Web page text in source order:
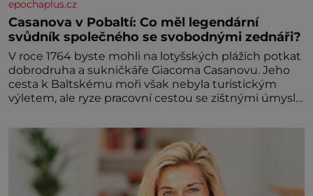
epochaplus.cz
Casanova v Pobaltí: Co měl legendární
svůdník společného se svobodnými zednáři?
V roce 1764 byste mohli na lotyšských plážích potkat
dobrodruha a sukničkáře Giacoma Casanovu. Jeho
cesta k Baltskému moři však nebyla turistickým
výletem, ale ryze pracovní cestou se zištnými úmysly.
procházel uličkami lotyšské Rigy? Casanova v Pobaltí
kontaktoval tamní zednářské lóže. Nebyl v této
oblasti žádným nováčkem, protože do zednářské